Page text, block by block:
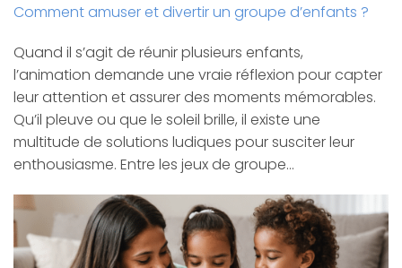
Comment amuser et divertir un groupe d’enfants ?
Quand il s’agit de réunir plusieurs enfants,
l’animation demande une vraie réflexion pour capter
leur attention et assurer des moments mémorables.
Qu’il pleuve ou que le soleil brille, il existe une
multitude de solutions ludiques pour susciter leur
enthousiasme. Entre les jeux de groupe…